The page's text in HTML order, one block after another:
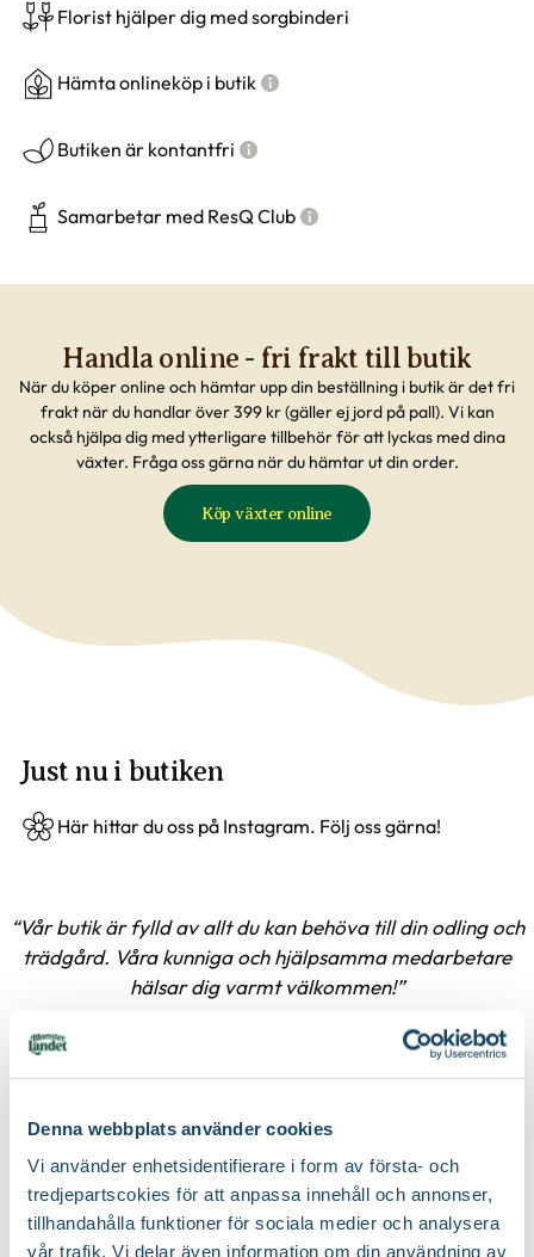
Denna webbplats använder cookies
Vi använder enhetsidentifierare i form av första- och
tredjepartscokies för att anpassa innehåll och annonser,
tillhandahålla funktioner för sociala medier och analysera
vår trafik. Vi delar även information om din användning av
Florist hjälper dig med sorgbinderi
Hämta onlineköp i butik
Butiken är kontantfri
Samarbetar med ResQ Club
Handla online - fri frakt till butik
När du köper online och hämtar upp din beställning i butik är det fri
frakt när du handlar över 399 kr (gäller ej jord på pall). Vi kan
också hjälpa dig med ytterligare tillbehör för att lyckas med dina
växter. Fråga oss gärna när du hämtar ut din order.
Köp växter online
Just nu i butiken
Här hittar du oss på Instagram. Följ oss gärna!
Vår butik är fylld av allt du kan behöva till din odling och
trädgård. Våra kunniga och hjälpsamma medarbetare
hälsar dig varmt välkommen!
Öppettider
Tisdag
10-19
Onsdag
10-19